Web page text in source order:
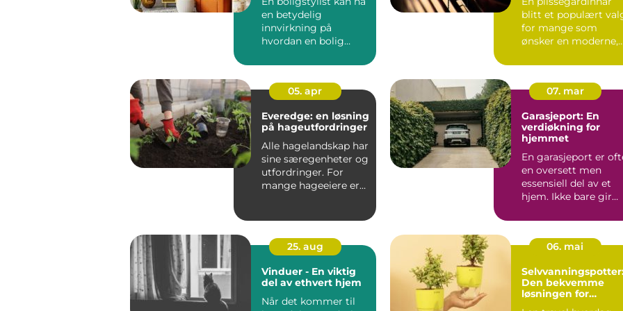
en betydelig
innvirkning på
hvordan en bolig
blitt et populært
for mange som
ønsker en moderne,
05. apr
Everedge: en løsning
på hageutfordringer
Alle hagelandskap har
sine særegenheter og
utfordringer. For
mange hageeiere er
07. mar
Garasjeport: En
verdiøkning for
hjemmet
En garasjeport er
en oversett men
essensiell del av et
hjem. Ikke bare gir
25. aug
Vinduer - En viktig
del av ethvert hjem
Når det kommer til
06. mai
Den bekvemme
løsningen for